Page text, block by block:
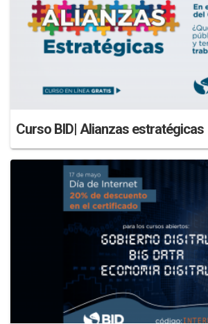
Curso BID| Alianzas estratégicas